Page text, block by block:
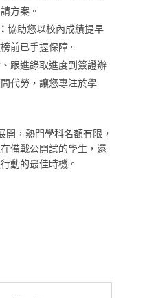
方案。
協助您以校內成績提早
前已手握保障。
跟進錄取進度到簽證辦
代勞，讓您專注於學
，熱門學科名額有限，
備戰公開試的學生，還
動的最佳時機。